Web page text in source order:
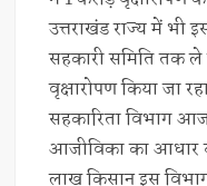
उत्तराखंड राज्य में भी
सहकारी समिति तक ले
वृक्षारोपण किया जा
सहकारिता विभाग
आजीविका का आधार
लाख किसान इस